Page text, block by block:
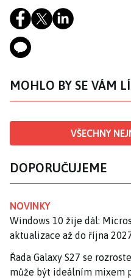
MOHLO BY SE VÁM
VŠECHNY
DOPORUČUJEME
NOVINKY
Windows 10 žije dál:
aktualizace až do října
Řada Galaxy S27 se
může být ideálním mixem